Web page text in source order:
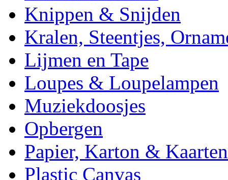
Knippen & Snijden
Kralen, Steentjes,
Lijmen en Tape
Loupes & Loupelampen
Muziekdoosjes
Opbergen
Papier, Karton & Kaarten
Plastic Canvas